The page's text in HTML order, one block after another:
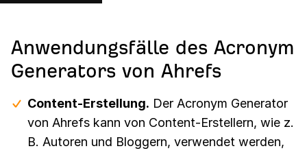
Anwendungsfälle des Acronym
Generators von Ahrefs
Content-Erstellung. Der Acronym Generator
von Ahrefs kann von Content-Erstellern, wie z.
B. Autoren und Bloggern, verwendet werden,